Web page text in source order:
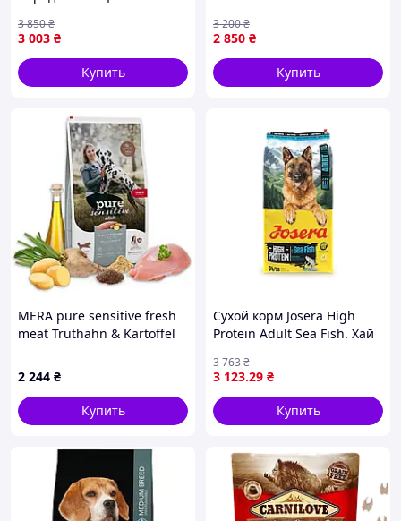
SHEPHERD ADULT 11.0 кг
3 003 ₴
3 850₴
Купить
средних пород 14 кг
2 850 ₴
3 200₴
Купить
MERA pure sensitive fresh
meat Truthahn & Kartoffel
индейкой и картофелем 4
кг
2 244 ₴
Купить
Сухой корм Josera High
Protein Adult Sea Fish. Хай
Рыбой для всех пород 12.5
кг
3 123.29 ₴
3 763₴
Купить